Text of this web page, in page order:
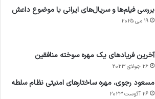
بررسی فیلم‌ها و سریال‌های ایرانی با موضوع داعش
19 می 2025
آخرین فریادهای یک مهره سوخته منافقین
26 جولای 2023
مسعود رجوی، مهره ساختارهای امنیتی نظام سلطه
26 آگوست 2023